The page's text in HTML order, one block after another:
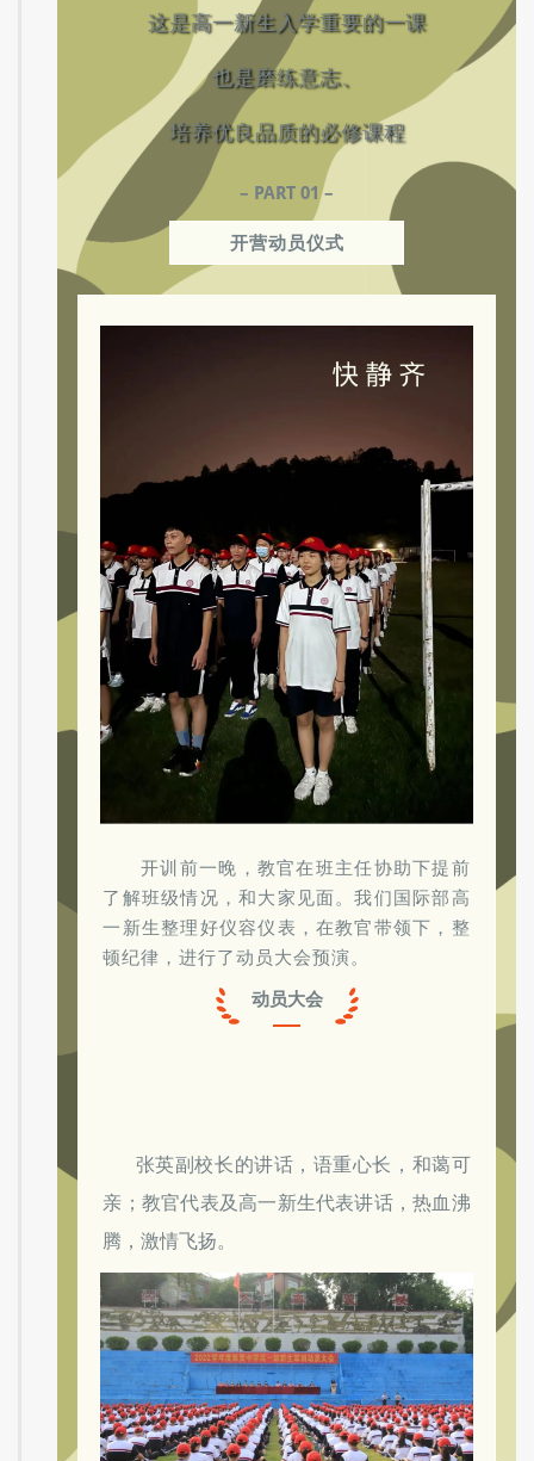
这是高一新生入学重要的一课
也是磨练意志、
培养优良品质的必修课程
– PART 01 –
开营动员仪式
开训前一晚，教官在班主任协助下提前
了解班级情况，和大家见面。我们国际部高
一新生整理好仪容仪表，在教官带领下，整
顿纪律，进行了动员大会预演。
动员大会
张英副校长的讲话，语重心长，和蔼可
亲；教官代表及高一新生代表讲话，热血沸
腾，激情飞扬。